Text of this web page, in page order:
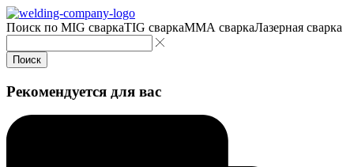
Поиск по MIG сваркаTIG сваркаMMA сваркаЛазерная сварка
Поиск
Рекомендуется для вас